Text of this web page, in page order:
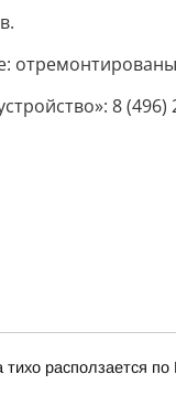
8 (496)
расползается по